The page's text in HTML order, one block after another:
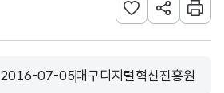
관심사 등록하기
URL 공유하
인쇄
등록일
2016-07-05
수집기관
대구디지털혁신진흥원